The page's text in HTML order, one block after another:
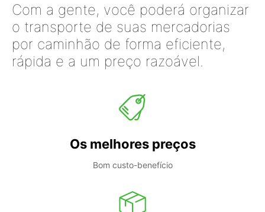
Com a gente, você poderá organizar
o transporte de suas mercadorias
por caminhão de forma eficiente,
rápida e a um preço razoável.
Os melhores preços
Bom custo-benefício